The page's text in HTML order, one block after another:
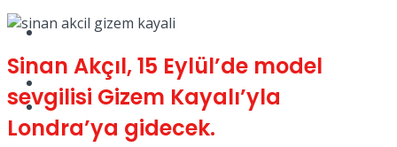
TV
Sinema
Tatil
Sinan Akçıl, 15 Eylül’de model
sevgilisi Gizem Kayalı’yla
Londra’ya gidecek.